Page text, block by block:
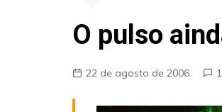
Pareidolia
O pulso
22 de agosto de 2006 1